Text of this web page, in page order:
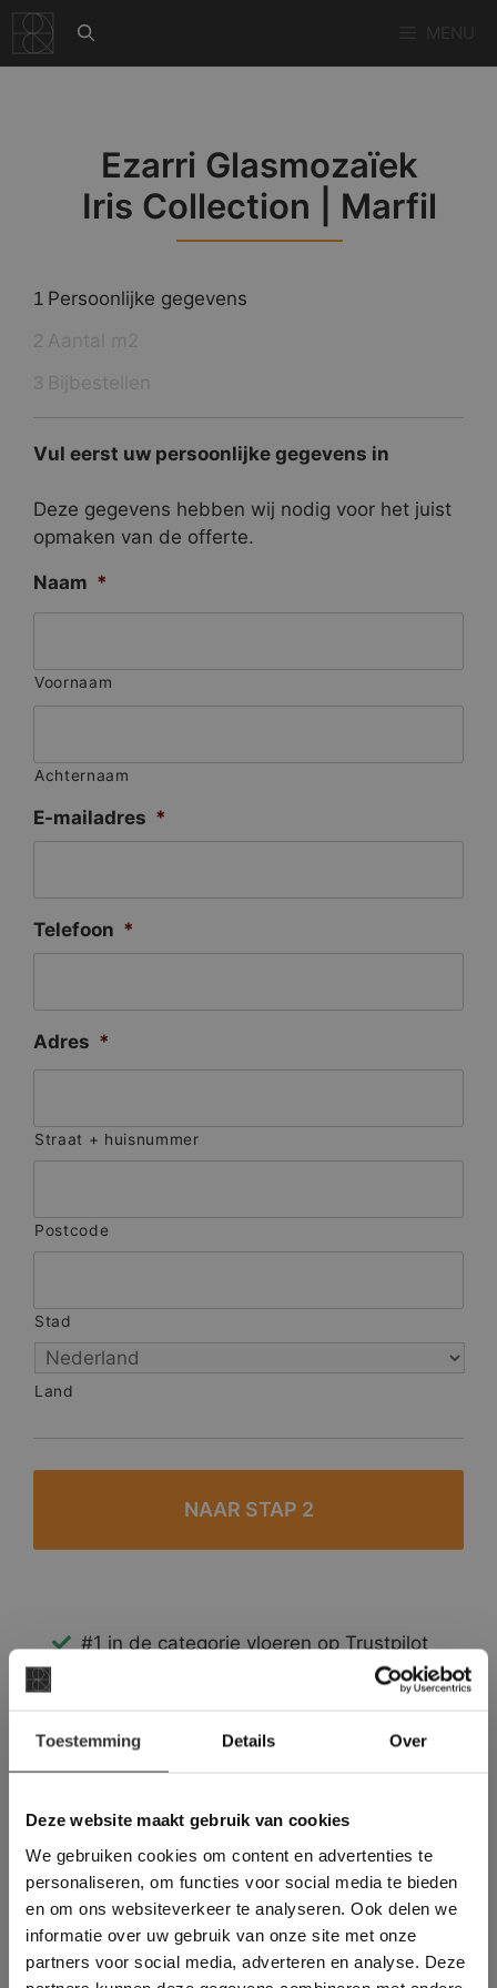
Toestemming Details Over
Deze website maakt gebruik van cookies
We gebruiken cookies om content en advertenties te
personaliseren, om functies voor social media te bieden
en om ons websiteverkeer te analyseren. Ook delen we
informatie over uw gebruik van onze site met onze
partners voor social media, adverteren en analyse. Deze
naar
de
Ezarri Glasmozaïek
Iris Collection | Marfil
1 Persoonlijke gegevens
Vul eerst uw persoonlijke gegevens in
Deze gegevens hebben wij nodig voor het juist
opmaken van de offerte.
Naam *
Voornaam
Achternaam
E-mailadres *
Telefoon *
Adres *
Straat + huisnummer
Postcode
Stad
Land
#1 in de categorie vloeren op Trustpilot
Binnen 24 uur een passende offerte
Meer dan 500 m2 showroom
Deze website maakt
gebruik van cookies.
This Cookie Banner was deleted and is no
longer working. Please contact the website
administrator.
Deze website gebruikt cookies om de
gebruikerservaring te verbeteren. Door
gebruik te maken van onze website geeft u
toestemming voor alle cookies in
overeenstemming met ons cookiebeleid.Lees
verder